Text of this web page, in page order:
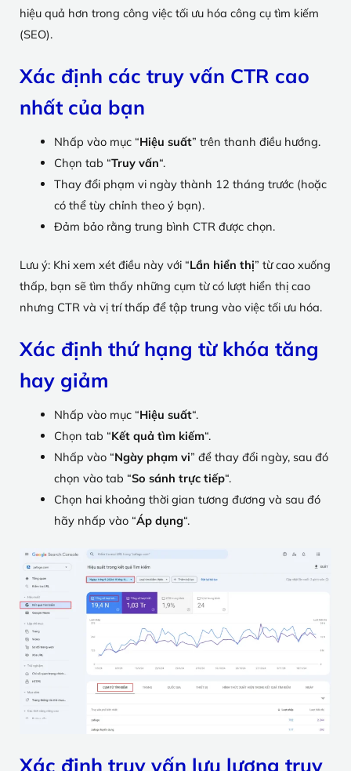
hiệu quả hơn trong công việc tối ưu hóa công cụ tìm kiếm
(SEO).
Xác định các truy vấn CTR cao
nhất của bạn
Nhấp vào mục “Hiệu suất” trên thanh điều hướng.
Chọn tab “Truy vấn“.
Thay đổi phạm vi ngày thành 12 tháng trước (hoặc
có thể tùy chỉnh theo ý bạn).
Đảm bảo rằng trung bình CTR được chọn.
Lưu ý: Khi xem xét điều này với “Lần hiển thị” từ cao xuống
thấp, bạn sẽ tìm thấy những cụm từ có lượt hiển thị cao
nhưng CTR và vị trí thấp để tập trung vào việc tối ưu hóa.
Xác định thứ hạng từ khóa tăng
hay giảm
Nhấp vào mục “Hiệu suất“.
Chọn tab “Kết quả tìm kiếm“.
Nhấp vào “Ngày phạm vi” để thay đổi ngày, sau đó
chọn vào tab “So sánh trực tiếp“.
Chọn hai khoảng thời gian tương đương và sau đó
hãy nhấp vào “Áp dụng“.
Xác định truy vấn lưu lượng truy